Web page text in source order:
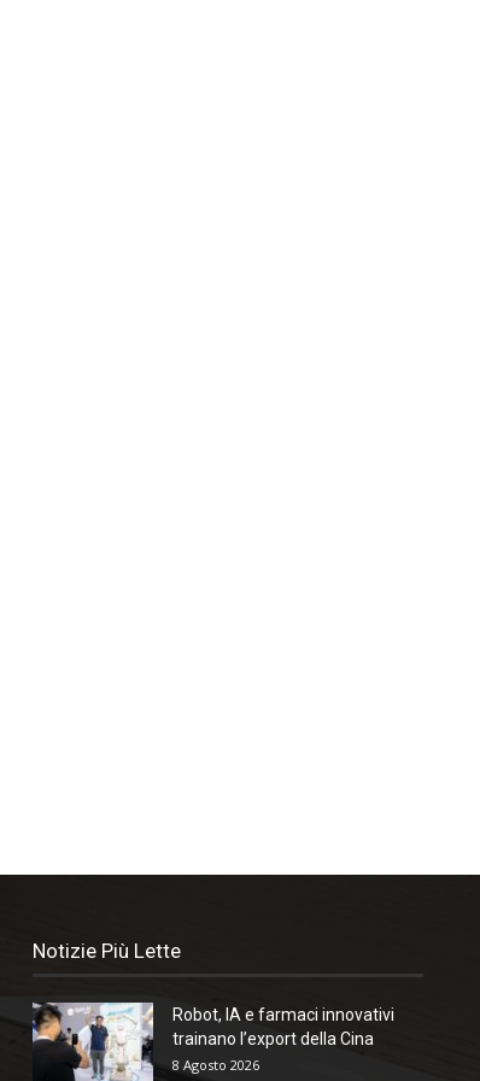
Notizie Più Lette
Robot, IA e farmaci innovativi
trainano l’export della Cina
8 Agosto 2026